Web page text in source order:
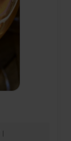
Dezember